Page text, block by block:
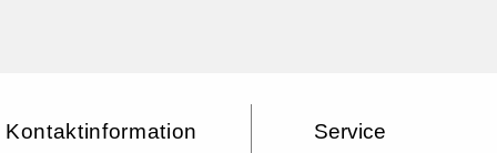
Kontaktinformation Service